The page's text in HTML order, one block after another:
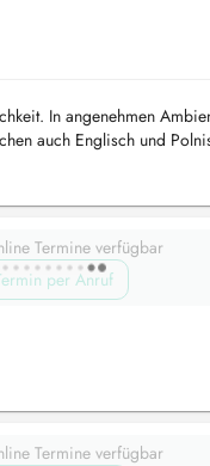
In angenehmen
auch Englisch und
Termine verfügbar
per Anruf
Termine verfügbar